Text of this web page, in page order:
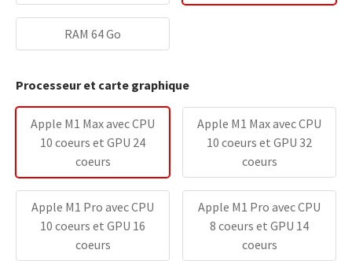
RAM 64 Go
Processeur et carte graphique
Apple M1 Max avec CPU
10 coeurs et GPU 24
coeurs
Apple M1 Max avec CPU
10 coeurs et GPU 32
coeurs
Apple M1 Pro avec CPU
10 coeurs et GPU 16
coeurs
Apple M1 Pro avec CPU
8 coeurs et GPU 14
coeurs